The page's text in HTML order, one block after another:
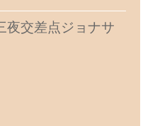
夜交差点ジョナサ